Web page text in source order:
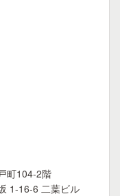
町104-2階
1-16-6 二葉ビル